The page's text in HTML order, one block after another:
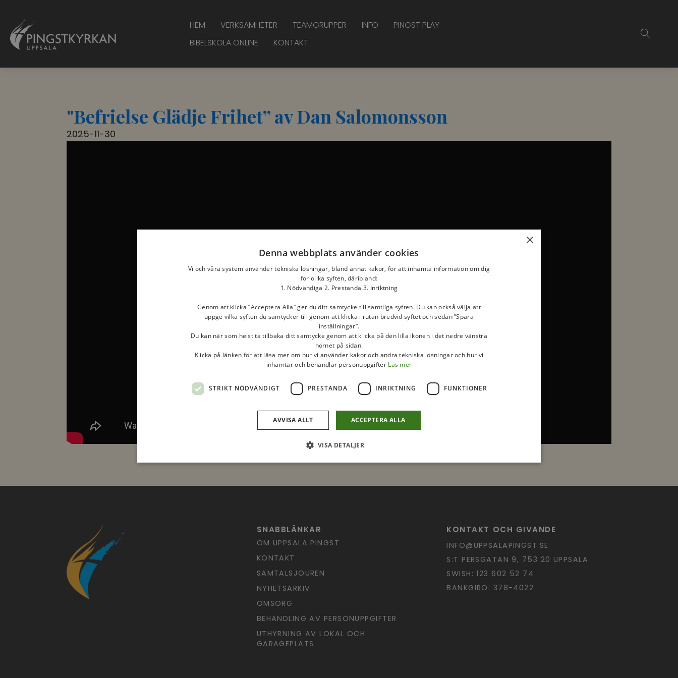
HEM VERKSAMHETER TEAMGRUPPER INFO
PINGST PLAY
BIBELSKOLA ONLINE
KONTAKT
"Befrielse Glädje Frihet” av Dan Salomonsson
2025-11-30
SNABBLÄNKAR
OM UPPSALA PINGST
KONTAKT
SAMTALSJOUREN
NYHETSARKIV
OMSORG
BEHANDLING AV PERSONUPPGIFTER
UTHYRNING AV LOKAL OCH
GARAGEPLATS
KONTAKT OCH GIVANDE
INFO@UPPSALAPINGST.SE
S:T PERSGATAN 9, 753 20 UPPSALA
SWISH: 123 602 52 74
BANKGIRO: 378-4022
×
Denna webbplats använder cookies
Vi och våra system använder tekniska lösningar, bland annat kakor, för att inhämta information om dig
för olika syften, däribland:
1. Nödvändiga 2. Prestanda 3. Inriktning
Genom att klicka ”Acceptera Alla” ger du ditt samtycke till samtliga syften. Du kan också välja att
uppge vilka syften du samtycker till genom att klicka i rutan bredvid syftet och sedan ”Spara
inställningar”.
Du kan när som helst ta tillbaka ditt samtycke genom att klicka på den lilla ikonen i det nedre vänstra
hörnet på sidan.
Klicka på länken för att läsa mer om hur vi använder kakor och andra tekniska lösningar och hur vi
inhämtar och behandlar personuppgifter Läs mer
STRIKT NÖDVÄNDIGT PRESTANDA INRIKTNING FUNKTIONER
ACCEPTERA ALLA
AVVISA ALLT
VISA DETALJER